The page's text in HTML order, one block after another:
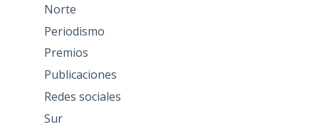
Norte
Periodismo
Premios
Publicaciones
Redes sociales
Sur